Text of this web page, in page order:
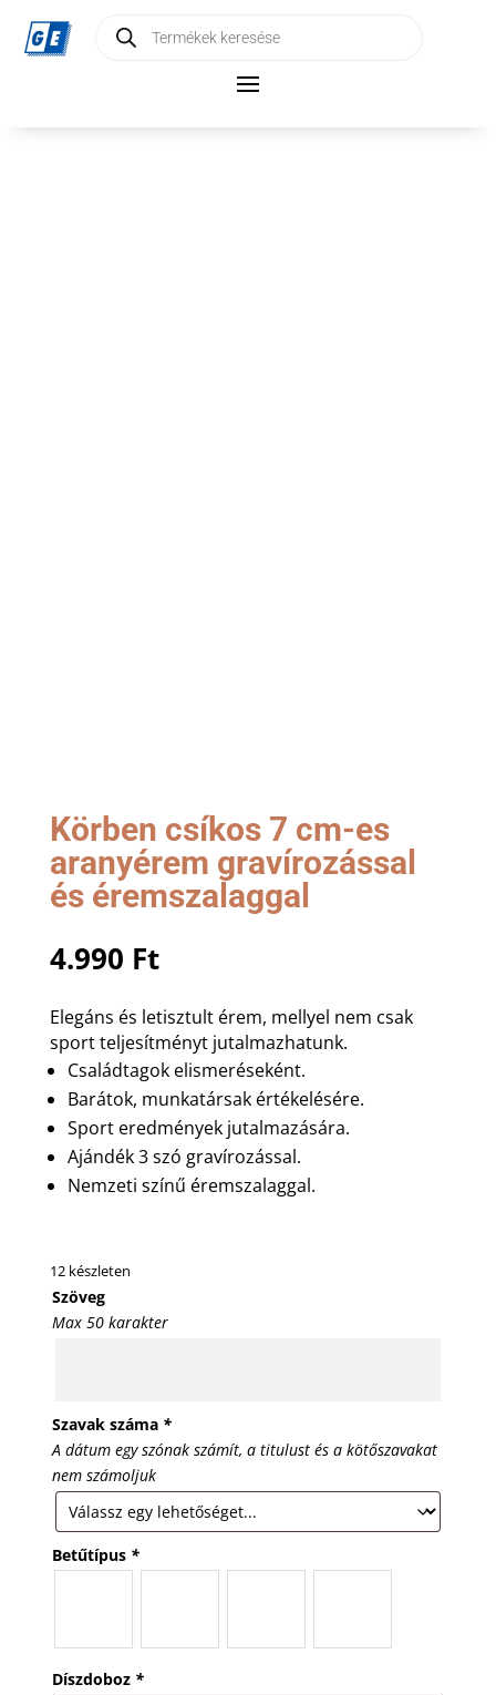
search
Körben csíkos 7 cm-es
aranyérem gravírozással
és éremszalaggal
4.990 Ft
Elegáns és letisztult érem, mellyel nem csak
sport teljesítményt jutalmazhatunk.
Családtagok elismeréseként.
Barátok, munkatársak értékelésére.
Sport eredmények jutalmazására.
Ajándék 3 szó gravírozással.
Nemzeti színű éremszalaggal.
12 készleten
Szöveg
Max 50 karakter
Szavak száma *
A dátum egy szónak számít, a titulust és a kötőszavakat
nem számoljuk
Betűtípus *
Díszdoboz *